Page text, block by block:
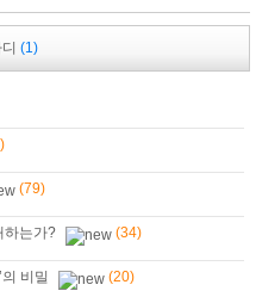
(1)
(79)
하는가? (34)
비밀 (20)